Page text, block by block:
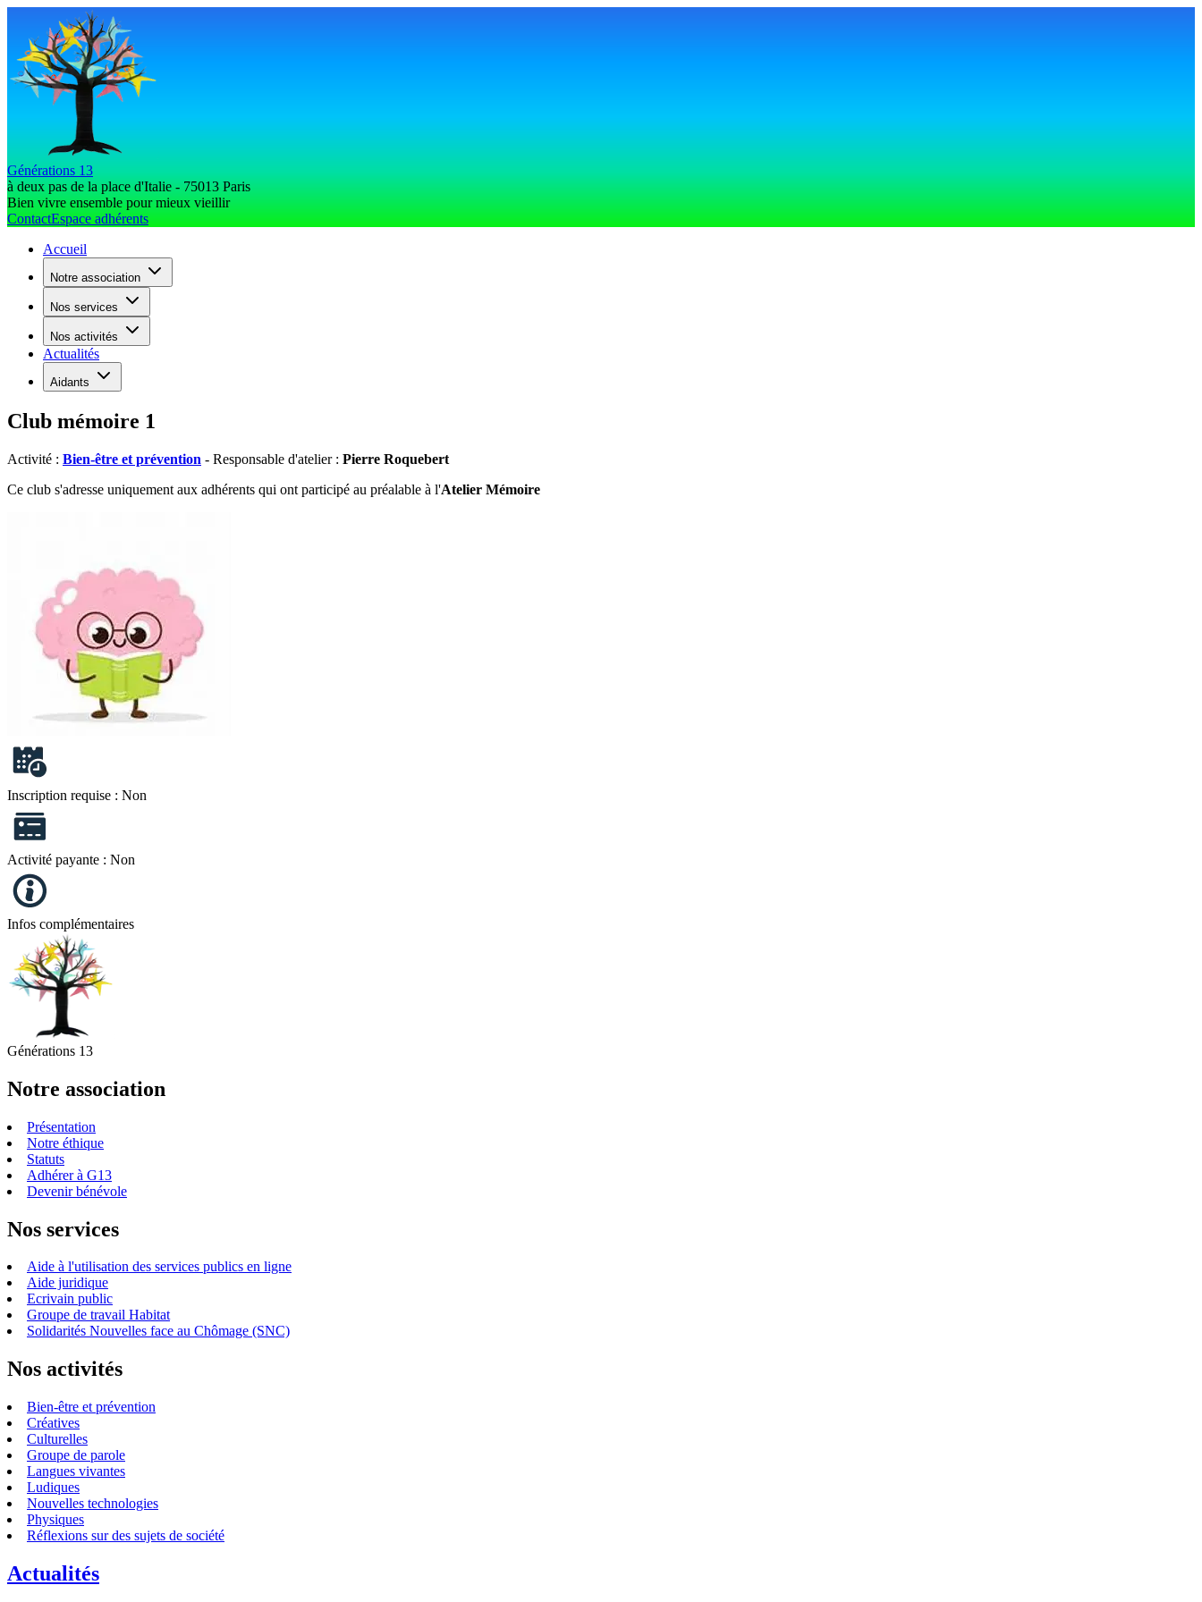
Générations 13
à deux pas de la place d'Italie - 75013 Paris
Bien vivre ensemble pour mieux vieillir
ContactEspace adhérents
Accueil
Notre association
Nos services
Nos activités
Actualités
Aidants
Club mémoire 1
Activité : Bien-être et prévention - Responsable d'atelier : Pierre Roquebert
Ce club s'adresse uniquement aux adhérents qui ont participé au préalable à l'Atelier Mémoire
Inscription requise : Non
Activité payante : Non
Infos complémentaires
Générations 13
Notre association
Présentation
Notre éthique
Statuts
Adhérer à G13
Devenir bénévole
Nos services
Aide à l'utilisation des services publics en ligne
Aide juridique
Ecrivain public
Groupe de travail Habitat
Solidarités Nouvelles face au Chômage (SNC)
Nos activités
Bien-être et prévention
Créatives
Culturelles
Groupe de parole
Langues vivantes
Ludiques
Nouvelles technologies
Physiques
Réflexions sur des sujets de société
Actualités